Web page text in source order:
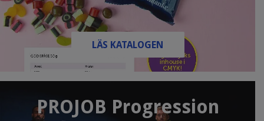
LÄS KATALOGEN
PROJOB Progression